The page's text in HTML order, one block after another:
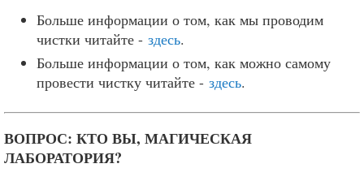
Больше информации о том, как мы проводим
чистки читайте - здесь.
Больше информации о том, как можно самому
провести чистку читайте - здесь.
ВОПРОС: КТО ВЫ, МАГИЧЕСКАЯ
ЛАБОРАТОРИЯ?